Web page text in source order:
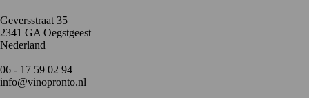
Geversstraat 35
2341 GA Oegstgeest
Nederland
06 - 17 59 02 94
info@vinopronto.nl